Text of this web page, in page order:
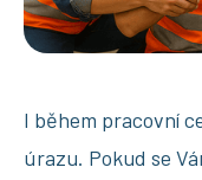
I během pracovní
úrazu. Pokud se